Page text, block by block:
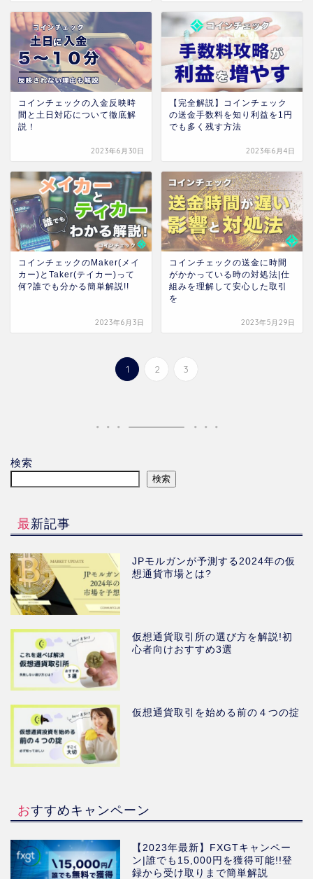
コインチェックの入金反映時
間と土日対応について徹底解
説！
2023年6月30日
【完全解説】コインチェック
の送金手数料を知り利益を1円
でも多く残す方法
2023年6月4日
コインチェックのMaker(メイ
カー)とTaker(テイカー)って
何?誰でも分かる簡単解説!!
2023年6月3日
コインチェックの送金に時間
がかかっている時の対処法|仕
組みを理解して安心した取引
を
2023年5月29日
1 2 3
検索
検索
最新記事
JPモルガンが予測する2024年の仮
想通貨市場とは?
仮想通貨取引所の選び方を解説!初
心者向けおすすめ3選
仮想通貨取引を始める前の４つの掟
おすすめキャンペーン
【2023年最新】FXGTキャンペー
ン|誰でも15,000円を獲得可能!!登
録から受け取りまで簡単解説